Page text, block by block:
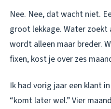
Nee. Nee, dat wacht niet.
groot lekkage. Water
wordt alleen maar breder.
fixen, kost je over zes
Ik had vorig jaar een klant
“komt later wel.” Vier